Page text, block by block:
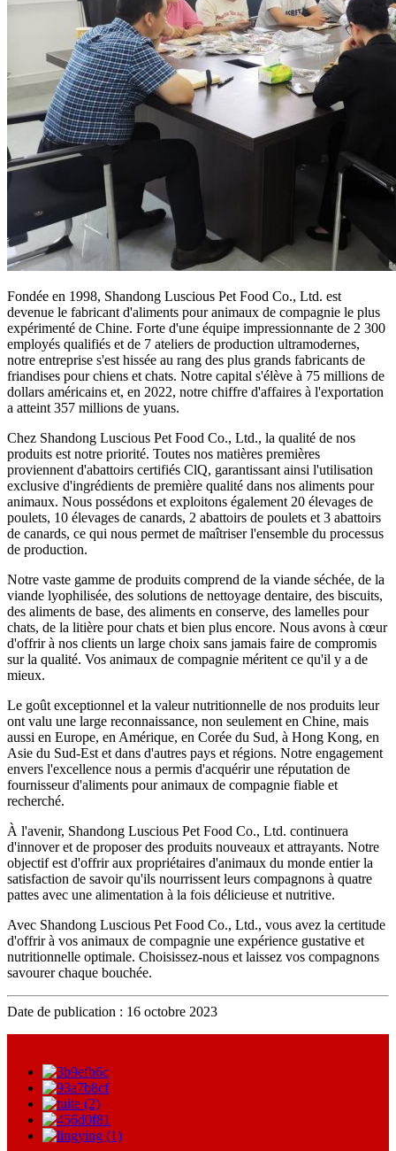
Fondée en 1998, Shandong Luscious Pet Food Co., Ltd. est
devenue le fabricant d'aliments pour animaux de compagnie le plus
expérimenté de Chine. Forte d'une équipe impressionnante de 2 300
employés qualifiés et de 7 ateliers de production ultramodernes,
notre entreprise s'est hissée au rang des plus grands fabricants de
friandises pour chiens et chats. Notre capital s'élève à 75 millions de
dollars américains et, en 2022, notre chiffre d'affaires à l'exportation
a atteint 357 millions de yuans.
Chez Shandong Luscious Pet Food Co., Ltd., la qualité de nos
produits est notre priorité. Toutes nos matières premières
proviennent d'abattoirs certifiés ClQ, garantissant ainsi l'utilisation
exclusive d'ingrédients de première qualité dans nos aliments pour
animaux. Nous possédons et exploitons également 20 élevages de
poulets, 10 élevages de canards, 2 abattoirs de poulets et 3 abattoirs
de canards, ce qui nous permet de maîtriser l'ensemble du processus
de production.
Notre vaste gamme de produits comprend de la viande séchée, de la
viande lyophilisée, des solutions de nettoyage dentaire, des biscuits,
des aliments de base, des aliments en conserve, des lamelles pour
chats, de la litière pour chats et bien plus encore. Nous avons à cœur
d'offrir à nos clients un large choix sans jamais faire de compromis
sur la qualité. Vos animaux de compagnie méritent ce qu'il y a de
mieux.
Le goût exceptionnel et la valeur nutritionnelle de nos produits leur
ont valu une large reconnaissance, non seulement en Chine, mais
aussi en Europe, en Amérique, en Corée du Sud, à Hong Kong, en
Asie du Sud-Est et dans d'autres pays et régions. Notre engagement
envers l'excellence nous a permis d'acquérir une réputation de
fournisseur d'aliments pour animaux de compagnie fiable et
recherché.
À l'avenir, Shandong Luscious Pet Food Co., Ltd. continuera
d'innover et de proposer des produits nouveaux et attrayants. Notre
objectif est d'offrir aux propriétaires d'animaux du monde entier la
satisfaction de savoir qu'ils nourrissent leurs compagnons à quatre
pattes avec une alimentation à la fois délicieuse et nutritive.
Avec Shandong Luscious Pet Food Co., Ltd., vous avez la certitude
d'offrir à vos animaux de compagnie une expérience gustative et
nutritionnelle optimale. Choisissez-nous et laissez vos compagnons
savourer chaque bouchée.
Date de publication : 16 octobre 2023